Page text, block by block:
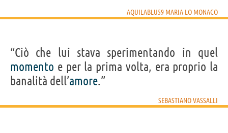
AQUILABLU59 MARIA LO MONACO
“Ciò che lui stava sperimentando in quel
momento e per la prima volta, era proprio la
banalità dell’amore.”
SEBASTIANO VASSALLI